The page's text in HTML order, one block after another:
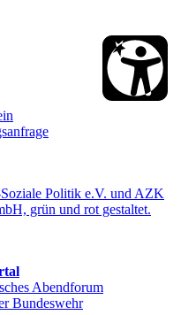
Abendforum
Bundeswehr